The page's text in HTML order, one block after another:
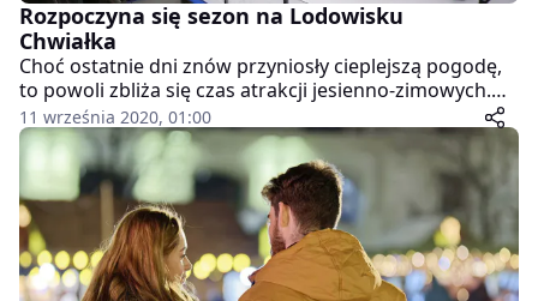
Rozpoczyna się sezon na Lodowisku
Chwiałka
Choć ostatnie dni znów przyniosły cieplejszą pogodę,
to powoli zbliża się czas atrakcji jesienno-zimowych.
Jedną z nich są sporty zimowe, dlatego miłośnicy łyżew
ucieszą się z faktu, że sezon na Lodowisku Chwiałka
rozpocznie się w ten weekend.
11 września 2020, 01:00